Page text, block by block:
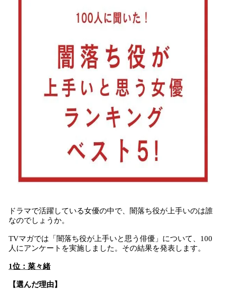
ドラマで活躍している女優の中で、闇落ち役が上手いのは誰
なのでしょうか。
TVマガでは「闇落ち役が上手いと思う俳優」について、100
人にアンケートを実施しました。その結果を発表します。
1位：菜々緒
【選んだ理由】